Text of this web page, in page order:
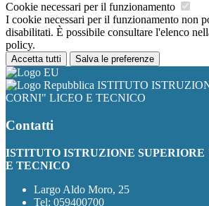
Cookie necessari per il funzionamento
I cookie necessari per il funzionamento non
disabilitati. È possibile consultare l'elenco
policy.
Accetta tutti Salva le preferenze
ISTITUTO
CORNI" LICEO E TECNICO
Contatti
ISTITUTO ISTRUZIONE
E TECNICO
Largo Aldo Moro, 25
Tel: 059400700